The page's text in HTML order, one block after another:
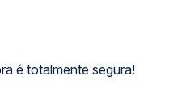
é totalmente segura!